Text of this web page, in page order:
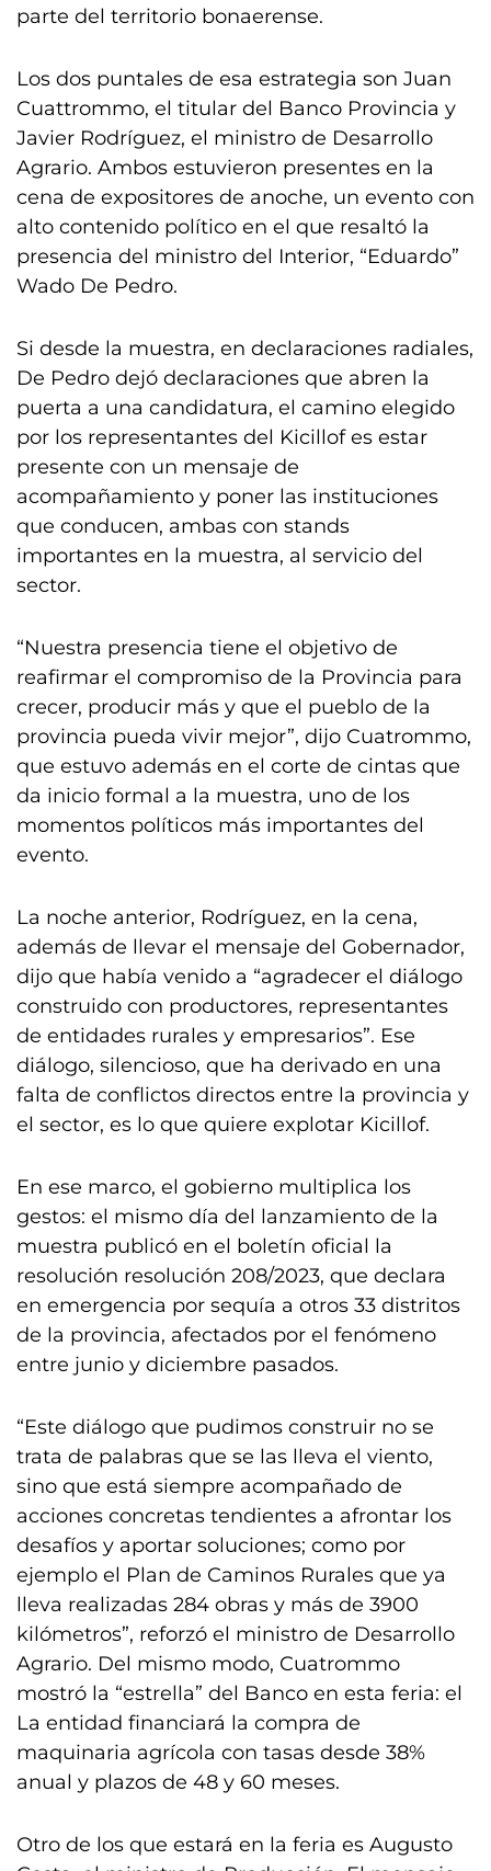
parte del territorio bonaerense.
Los dos puntales de esa estrategia son Juan
Cuattrommo, el titular del Banco Provincia y
Javier Rodríguez, el ministro de Desarrollo
Agrario. Ambos estuvieron presentes en la
cena de expositores de anoche, un evento con
alto contenido político en el que resaltó la
presencia del ministro del Interior, “Eduardo”
Wado De Pedro.
Si desde la muestra, en declaraciones radiales,
De Pedro dejó declaraciones que abren la
puerta a una candidatura, el camino elegido
por los representantes del Kicillof es estar
presente con un mensaje de
acompañamiento y poner las instituciones
que conducen, ambas con stands
importantes en la muestra, al servicio del
sector.
“Nuestra presencia tiene el objetivo de
reafirmar el compromiso de la Provincia para
crecer, producir más y que el pueblo de la
provincia pueda vivir mejor”, dijo Cuatrommo,
que estuvo además en el corte de cintas que
da inicio formal a la muestra, uno de los
momentos políticos más importantes del
evento.
La noche anterior, Rodríguez, en la cena,
además de llevar el mensaje del Gobernador,
dijo que había venido a “agradecer el diálogo
construido con productores, representantes
de entidades rurales y empresarios”. Ese
diálogo, silencioso, que ha derivado en una
falta de conflictos directos entre la provincia y
el sector, es lo que quiere explotar Kicillof.
En ese marco, el gobierno multiplica los
gestos: el mismo día del lanzamiento de la
muestra publicó en el boletín oficial la
resolución resolución 208/2023, que declara
en emergencia por sequía a otros 33 distritos
de la provincia, afectados por el fenómeno
entre junio y diciembre pasados.
“Este diálogo que pudimos construir no se
trata de palabras que se las lleva el viento,
sino que está siempre acompañado de
acciones concretas tendientes a afrontar los
desafíos y aportar soluciones; como por
ejemplo el Plan de Caminos Rurales que ya
lleva realizadas 284 obras y más de 3900
kilómetros”, reforzó el ministro de Desarrollo
Agrario. Del mismo modo, Cuatrommo
mostró la “estrella” del Banco en esta feria: el
La entidad financiará la compra de
maquinaria agrícola con tasas desde 38%
anual y plazos de 48 y 60 meses.
Otro de los que estará en la feria es Augusto